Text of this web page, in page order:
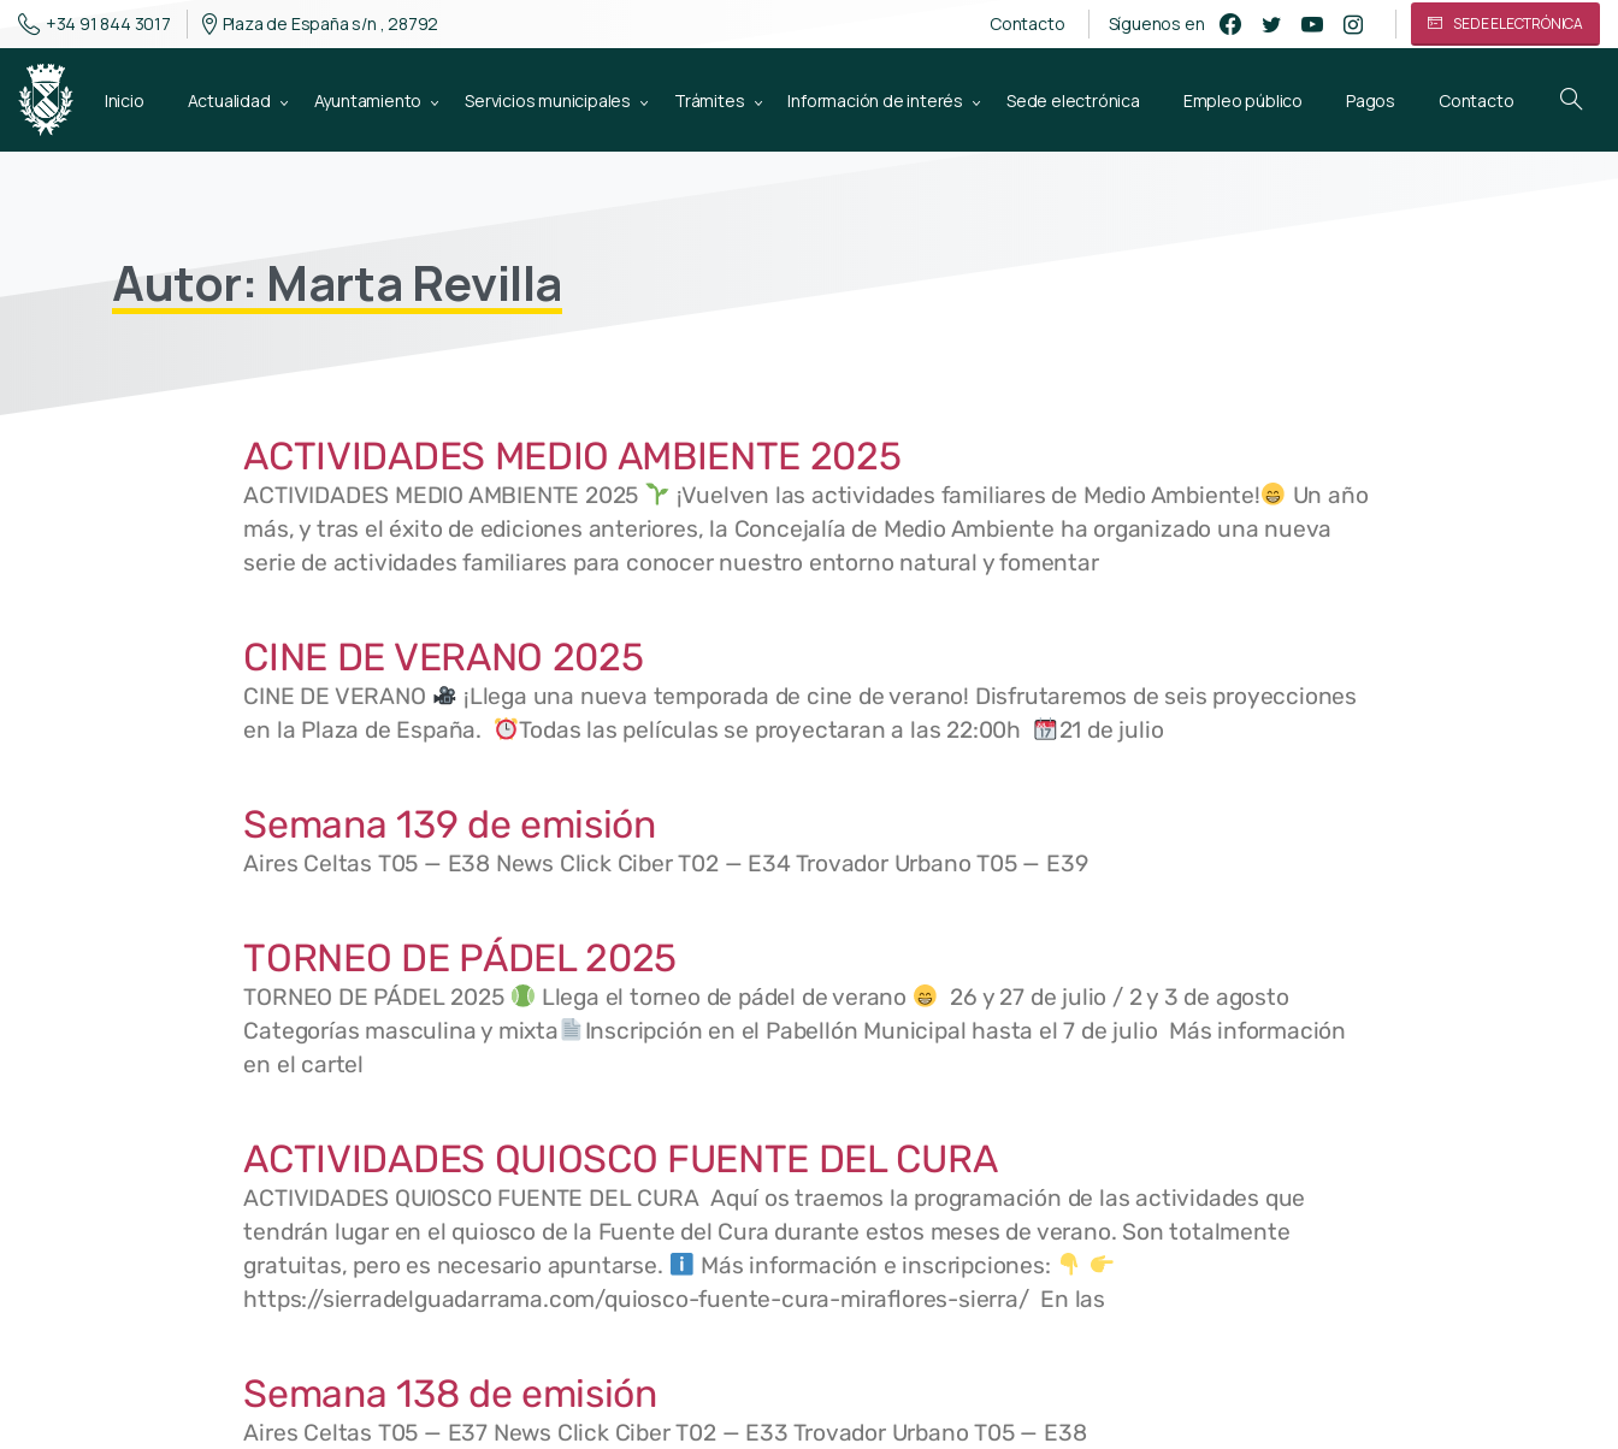
+34 91 844 3017 Plaza de España s/n , 28792 Contacto Síguenos en SEDE ELECTRÓNICA
Inicio Actualidad Ayuntamiento Servicios municipales Trámites Información de interés Sede electrónica Empleo público Pagos Contacto
Autor: Marta Revilla
ACTIVIDADES MEDIO AMBIENTE 2025
ACTIVIDADES MEDIO AMBIENTE 2025 ¡Vuelven las actividades familiares de Medio Ambiente!
Un año
más, y tras el éxito de ediciones anteriores, la Concejalía de Medio Ambiente ha organizado una nueva
serie de actividades familiares para conocer nuestro entorno natural y fomentar
CINE DE VERANO 2025
CINE DE VERANO
¡Llega una nueva temporada de cine de verano! Disfrutaremos de seis proyecciones
en la Plaza de España.
Todas las películas se proyectaran a las 22:00h 21 de julio
Semana 139 de emisión
Aires Celtas T05 — E38 News Click Ciber T02 — E34 Trovador Urbano T05 — E39
TORNEO DE PÁDEL 2025
TORNEO DE PÁDEL 2025 Llega el torneo de pádel de verano
26 y 27 de julio / 2 y 3 de agosto
Categorías masculina y mixta
Inscripción en el Pabellón Municipal hasta el 7 de julio Más información
en el cartel
ACTIVIDADES QUIOSCO FUENTE DEL CURA
ACTIVIDADES QUIOSCO FUENTE DEL CURA Aquí os traemos la programación de las actividades que
tendrán lugar en el quiosco de la Fuente del Cura durante estos meses de verano. Son totalmente
gratuitas, pero es necesario apuntarse.
Más información e inscripciones:
https://sierradelguadarrama.com/quiosco-fuente-cura-miraflores-sierra/ En las
Semana 138 de emisión
Aires Celtas T05 — E37 News Click Ciber T02 — E33 Trovador Urbano T05 — E38